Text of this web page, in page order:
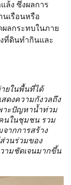
ล้ง ซึ่งผลการ
นเรือนหรือ
ลกระทบในภาย
ที่ดินทำกินและ
ยในพื้นที่ได้
ดงความกังวลถึง
าะปัญหาน้ำท่วม
นในชุมชน รวม
ากการสร้าง
วนร่วมของ
ามชัดเจนมากขึ้น